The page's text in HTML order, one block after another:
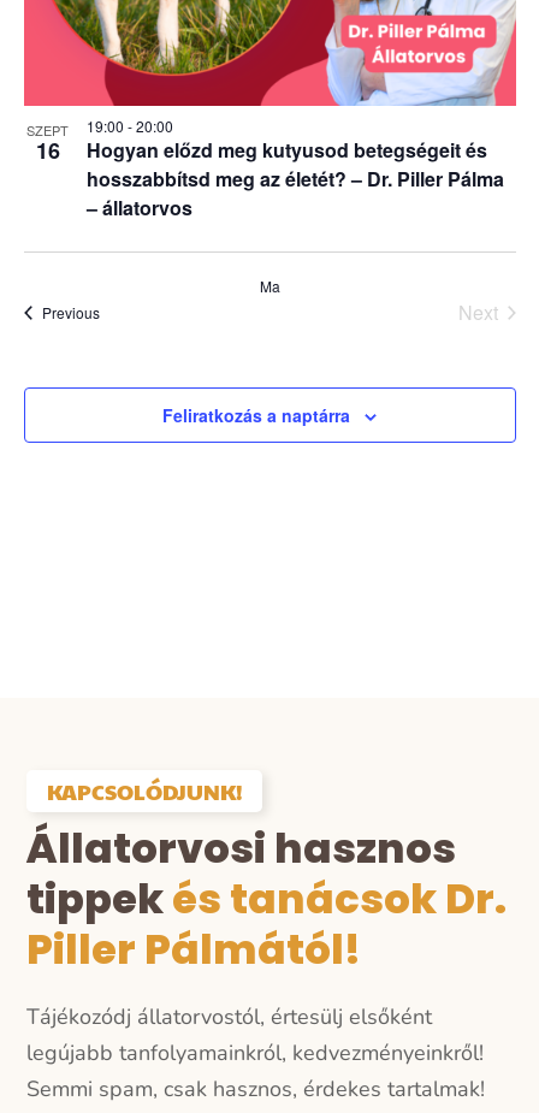
SZEPT
16
Hogyan előzd meg kutyusod betegségeit és
hosszabbítsd meg az életét? – Dr. Piller Pálma
– állatorvos
19:00 -20:00
PreviousEsemények
Ma
Next
Feliratkozás a naptárra
KAPCSOLÓDJUNK!
Állatorvosi hasznos
tippekés tanácsok Dr.
Piller Pálmától!
Tájékozódj állatorvostól, értesülj elsőként
legújabb tanfolyamainkról, kedvezményeinkről!
Semmi spam, csak hasznos, érdekes tartalmak!